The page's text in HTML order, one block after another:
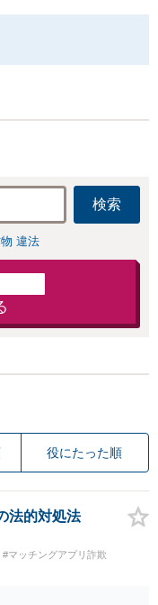
検索
違法
役にたった順
法的対処法
#マッチングアプリ詐欺